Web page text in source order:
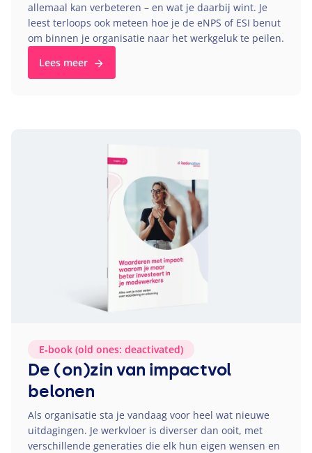
allemaal kan verbeteren – en wat je daarbij wint. Je
leest terloops ook meteen hoe je de eNPS of ESI benut
om binnen je organisatie naar het werkgeluk te peilen.
Lees meer
E‑book (old ones: deactivated)
De (on)zin van impactvol
belonen
Als organisatie sta je vandaag voor heel wat nieuwe
uitdagingen. Je werkvloer is diverser dan ooit, met
verschillende generaties die elk hun eigen wensen en